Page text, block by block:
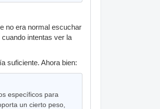
no era normal escuchar
intentas ver la
suficiente. Ahora bien:
específicos para
un cierto peso,